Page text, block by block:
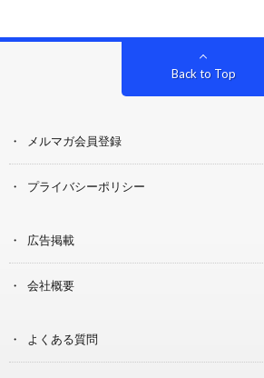
Back to Top
メルマガ会員登録
プライバシーポリシー
広告掲載
会社概要
よくある質問